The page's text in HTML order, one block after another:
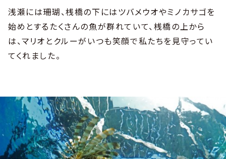
浅瀬には珊瑚、桟橋の下にはツバメウオやミノカサゴを
始めとするたくさんの魚が群れていて、桟橋の上から
は、マリオとクルーがいつも笑顔で私たちを見守ってい
てくれました。